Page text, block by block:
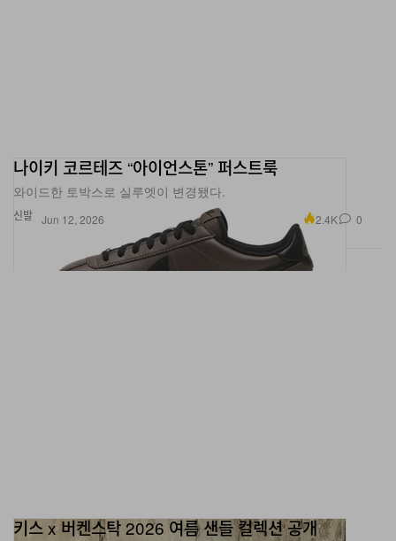
신발
나이키 코르테즈 “아이언스톤” 퍼스트룩
와이드한 토박스로 실루엣이 변경됐다.
Jun 12, 2026 2.4K 0
키스 x 버켄스탁 2026 여름 샌들 컬렉션 공개